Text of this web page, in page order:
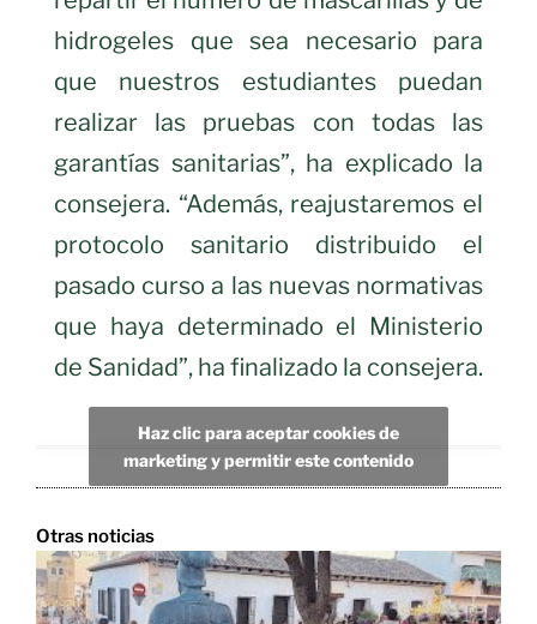
hidrogeles que sea necesario para
que nuestros estudiantes puedan
realizar las pruebas con todas las
garantías sanitarias”, ha explicado la
consejera. “Además, reajustaremos el
protocolo sanitario distribuido el
pasado curso a las nuevas normativas
que haya determinado el Ministerio
de Sanidad”, ha finalizado la consejera.
Haz clic para aceptar cookies de
marketing y permitir este contenido
Otras noticias